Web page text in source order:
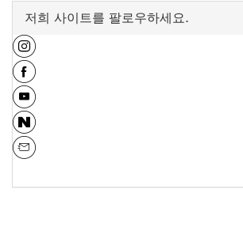
저희 사이트를 팔로우하세요.